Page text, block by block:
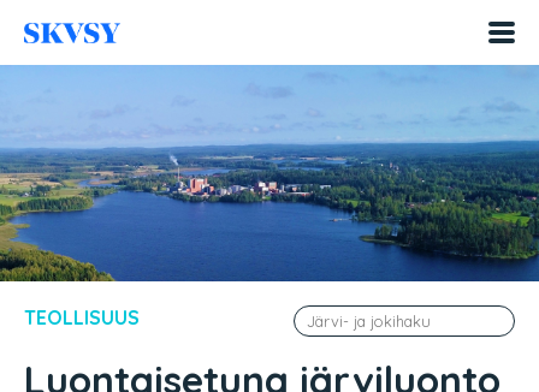
sisältöön
TEOLLISUUS
Luontaisetuna järviluonto